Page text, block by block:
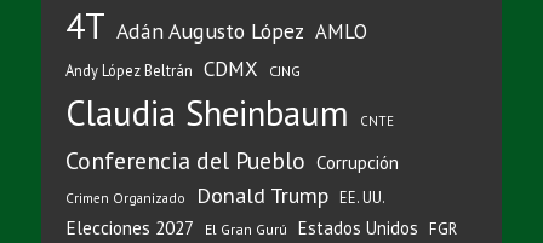
4T Adán Augusto López AMLO
Andy López Beltrán CDMX CJNG
Claudia Sheinbaum CNTE
Conferencia del Pueblo Corrupción
Crimen Organizado Donald Trump EE. UU.
Elecciones 2027 El Gran Gurú Estados Unidos FGR